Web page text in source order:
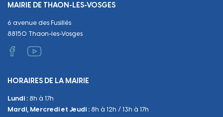
Emploi
Tranquillité et sécurité
Décès
Papiers et citoyenneté
Administratif et technique
Manifestations
Urbanisme
Sanitaire et Sécurité
MAIRIE DE THAON-LES-VOSGES
6 avenue des Fusillés
88150 Thaon-les-Vosges
HORAIRES DE LA MAIRIE
Lundi : 8h à 17h
Mardi, Mercredi et Jeudi : 8h à 12h / 13h à 17h